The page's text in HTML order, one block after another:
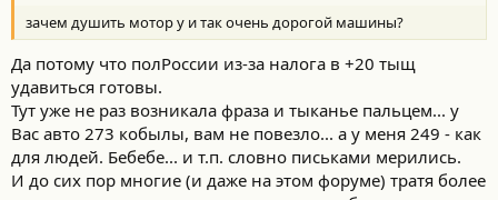
и
:
зачем душить мотор у и так очень дорогой машины?
Да потому что полРоссии из-за налога в +20 тыщ
удавиться готовы.
Тут уже не раз возникала фраза и тыканье пальцем... у
Вас авто 273 кобылы, вам не повезло... а у меня 249 - как
для людей. Бебебе... и т.п. словно письками мерились.
И до сих пор многие (и даже на этом форуме) тратя более